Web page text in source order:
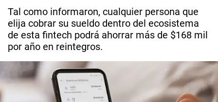
Tal como informaron, cualquier persona que
elija cobrar su sueldo dentro del ecosistema
de esta fintech podrá ahorrar más de $168 mil
por año en reintegros.